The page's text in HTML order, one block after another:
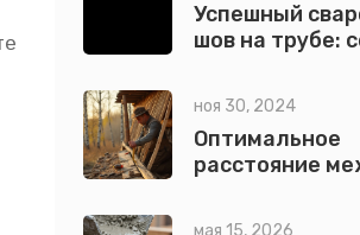
Успешный
шов на трубе:
ноя 30, 2024
Оптимальное
расстояние
кровельных
мая 15, 2026